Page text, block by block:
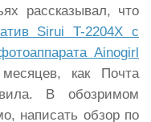
рассказывал, что
Sirui T-2204X с
Ainogirl
как Почта
В обозримом
написать обзор по